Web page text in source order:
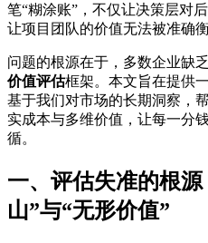
笔“糊涂账”，不仅让决策层对
让项目团队的价值无法被准确衡
问题的根源在于，多数企业缺
价值评估框架。本文旨在提供
基于我们对市场的长期洞察，
实成本与多维价值，让每一分
循。
一、评估失准的根
山”与“无形价值”